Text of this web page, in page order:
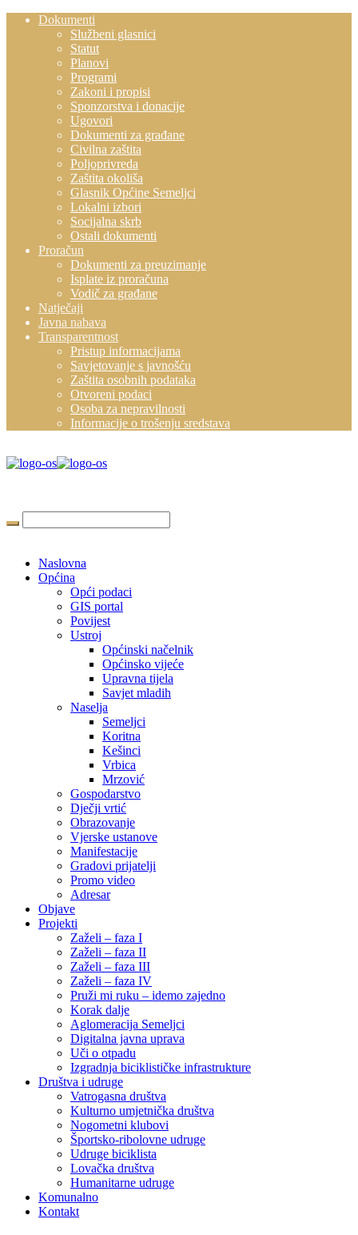
Dokumenti
Službeni glasnici
Statut
Planovi
Programi
Zakoni i propisi
Sponzorstva i donacije
Ugovori
Dokumenti za građane
Civilna zaštita
Poljoprivreda
Zaštita okoliša
Glasnik Općine Semeljci
Lokalni izbori
Socijalna skrb
Ostali dokumenti
Proračun
Dokumenti za preuzimanje
Isplate iz proračuna
Vodič za građane
Natječaji
Javna nabava
Transparentnost
Pristup informacijama
Savjetovanje s javnošću
Zaštita osobnih podataka
Otvoreni podaci
Osoba za nepravilnosti
Informacije o trošenju sredstava
Naslovna
Općina
Opći podaci
GIS portal
Povijest
Ustroj
Općinski načelnik
Općinsko vijeće
Upravna tijela
Savjet mladih
Naselja
Semeljci
Koritna
Kešinci
Vrbica
Mrzović
Gospodarstvo
Dječji vrtić
Obrazovanje
Vjerske ustanove
Manifestacije
Gradovi prijatelji
Promo video
Adresar
Objave
Projekti
Zaželi – faza I
Zaželi – faza II
Zaželi – faza III
Zaželi – faza IV
Pruži mi ruku – idemo zajedno
Korak dalje
Aglomeracija Semeljci
Digitalna javna uprava
Uči o otpadu
Izgradnja biciklističke infrastrukture
Društva i udruge
Vatrogasna društva
Kulturno umjetnička društva
Nogometni klubovi
Športsko-ribolovne udruge
Udruge biciklista
Lovačka društva
Humanitarne udruge
Komunalno
Kontakt